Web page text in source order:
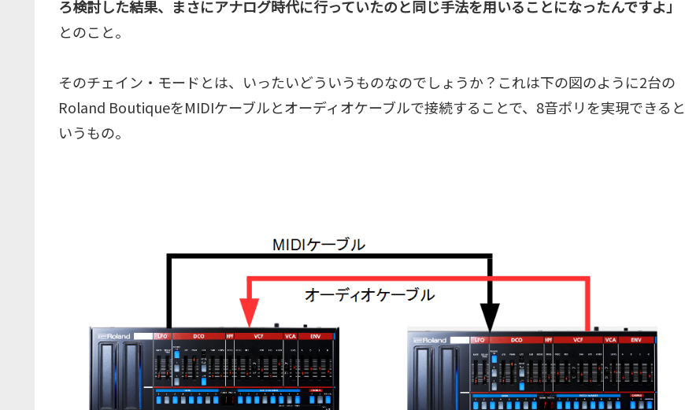
ろ検討した結果、まさにアナログ時代に行っていたのと同じ手法を用いることになったんですよ」
とのこと。
そのチェイン・モードとは、いったいどういうものなのでしょうか？これは下の図のように2台の
Roland BoutiqueをMIDIケーブルとオーディオケーブルで接続することで、8音ポリを実現できると
いうもの。